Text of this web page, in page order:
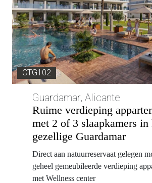
CTG102
Guardamar, Alicante
Ruime verdieping
met 2 of 3 slaapkamers
gezellige Guardamar
Direct aan natuurreservaat gelegen
geheel gemeubileerde verdieping
met Wellness center